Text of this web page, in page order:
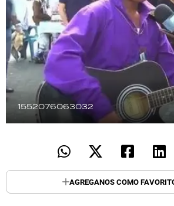
1552076063032
AGREGANOS COMO
DEPORTES
TECNOLOGÍA
RECETAS
PALABRAS